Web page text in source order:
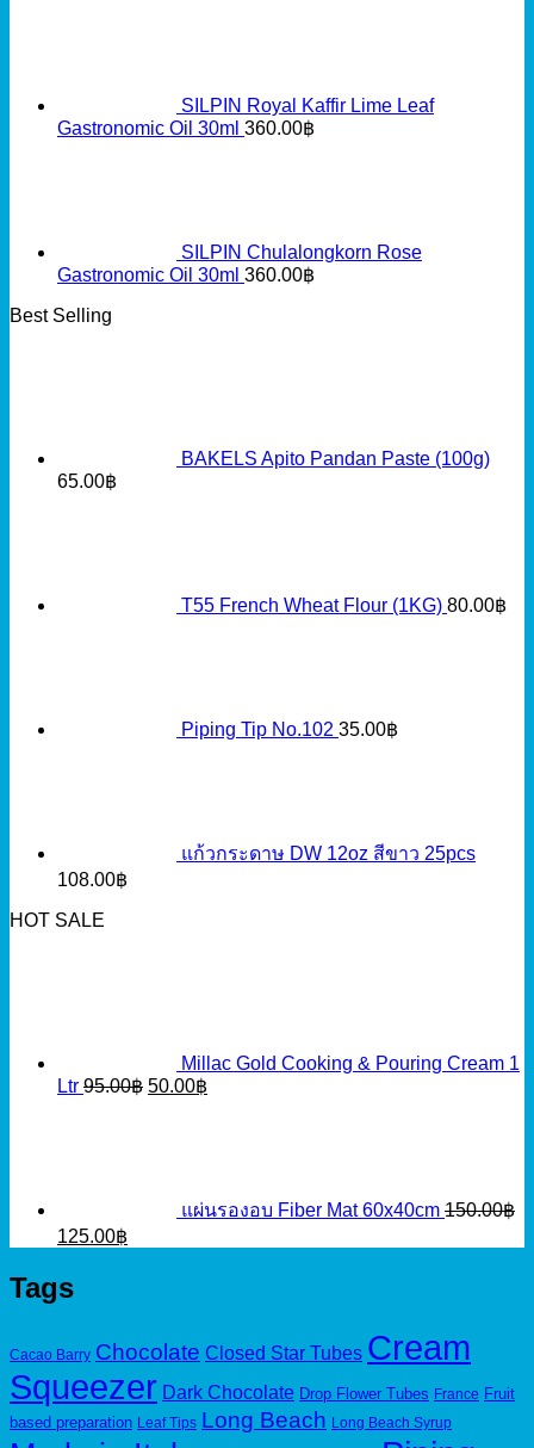
SILPIN Royal Kaffir Lime Leaf
Gastronomic Oil 30ml 360.00฿
SILPIN Chulalongkorn Rose
Gastronomic Oil 30ml 360.00฿
Best Selling
BAKELS Apito Pandan Paste (100g)
65.00฿
T55 French Wheat Flour (1KG) 80.00฿
Piping Tip No.102 35.00฿
แก้วกระดาษ DW 12oz สีขาว 25pcs
108.00฿
HOT SALE
Millac Gold Cooking & Pouring Cream 1
Ltr 95.00฿ Original
50.00฿
แผ่นรองอบ Fiber Mat 60x40cm 150.00฿
Original
150.00฿.
125.00฿
Tags
Cacao Barry Chocolate Closed Star Tubes Cream
Squeezer Dark Chocolate Drop Flower Tubes France Fruit
based preparation Leaf Tips Long Beach Long Beach Syrup